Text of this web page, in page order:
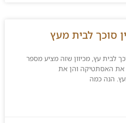
סוכך לבית מעץ
לבית עץ, מכיוון שזה מציע מספר
את האסתטיקה והן את
הנה כמה